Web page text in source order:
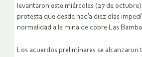
levantaron este miércoles (27 de
protesta que desde hacía diez días
normalidad a la mina de cobre Las
Los acuerdos preliminares se alcanzaron